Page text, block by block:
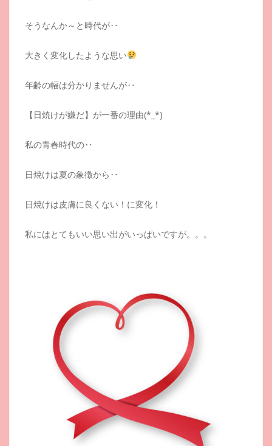
そうなんか～と時代が‥
大きく変化したような思い
年齢の幅は分かりませんが‥
【日焼けが嫌だ】が一番の理由(*_*)
私の青春時代の‥
日焼けは夏の象徴から‥
日焼けは皮膚に良くない！に変化！
私にはとてもいい思い出がいっぱいですが。。。